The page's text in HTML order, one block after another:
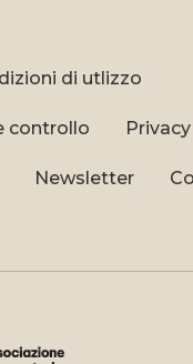
di utlizzo
controllo
Newsletter